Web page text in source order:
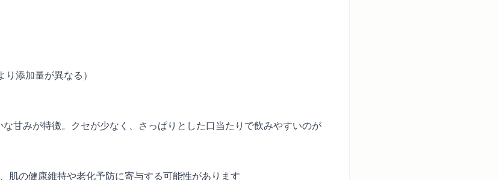
添加量が異なる）
甘みが特徴。クセが少なく、さっぱりとした口当たりで飲みやすいのが
肌の健康維持や老化予防に寄与する可能性があります